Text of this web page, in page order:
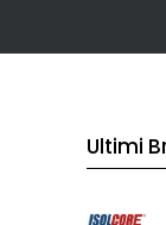
Ultimi